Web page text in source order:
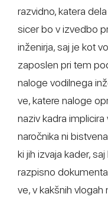
razvidno, katera
sicer bo v izvedbo
inženirja, saj je kot
zaposlen pri tem
naloge vodilnega
ve, katere naloge
naziv kadra implicira
naročnika ni
ki jih izvaja kader,
razpisno
ve, v kakšnih